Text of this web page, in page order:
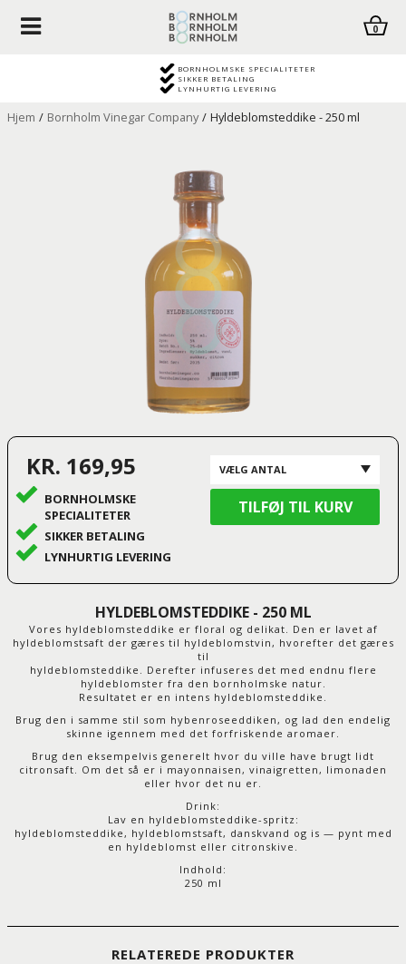
0
BORNHOLMSKE SPECIALITETER
SIKKER BETALING
LYNHURTIG LEVERING
Hjem / Bornholm Vinegar Company / Hyldeblomsteddike - 250 ml
KR. 169,95
BORNHOLMSKE
SPECIALITETER
SIKKER BETALING
LYNHURTIG LEVERING
HYLDEBLOMSTEDDIKE - 250 ML
Vores hyldeblomsteddike er floral og delikat. Den er lavet af
hyldeblomstsaft der gæres til hyldeblomstvin, hvorefter det gæres
til
hyldeblomsteddike. Derefter infuseres det med endnu flere
hyldeblomster fra den bornholmske natur.
Resultatet er en intens hyldeblomsteddike.
Brug den i samme stil som hybenroseeddiken, og lad den endelig
skinne igennem med det forfriskende aromaer.
Brug den eksempelvis generelt hvor du ville have brugt lidt
citronsaft. Om det så er i mayonnaisen, vinaigretten, limonaden
eller hvor det nu er.
Drink:
Lav en hyldeblomsteddike-spritz:
hyldeblomsteddike, hyldeblomstsaft, danskvand og is — pynt med
en hyldeblomst eller citronskive.
Indhold:
250 ml
RELATEREDE PRODUKTER